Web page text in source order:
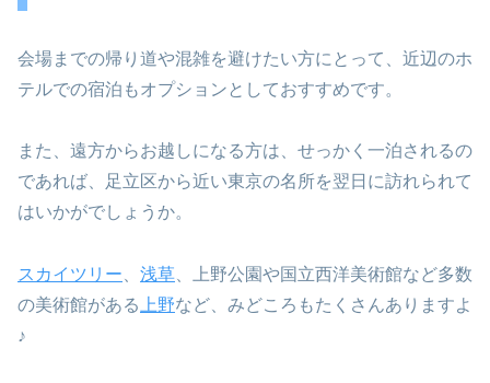
会場までの帰り道や混雑を避けたい方にとって、近辺のホ
テルでの宿泊もオプションとしておすすめです。
また、遠方からお越しになる方は、せっかく一泊されるの
であれば、足立区から近い東京の名所を翌日に訪れられて
はいかがでしょうか。
スカイツリー 浅草 、上野公園や国立西洋美術館など多数
の美術館がある 上野など、みどころもたくさんありますよ
♪